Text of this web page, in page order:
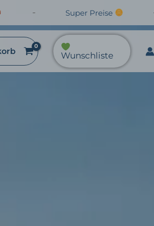
Super Preise
Wunschliste